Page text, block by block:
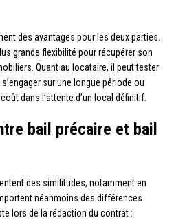
des avantages pour les deux parties.
grande flexibilité pour récupérer son
Quant au locataire, il peut tester
sur une longue période ou
dans l’attente d’un local définitif.
bail précaire et bail
des similitudes, notamment en
néanmoins des différences
lors de la rédaction du contrat :